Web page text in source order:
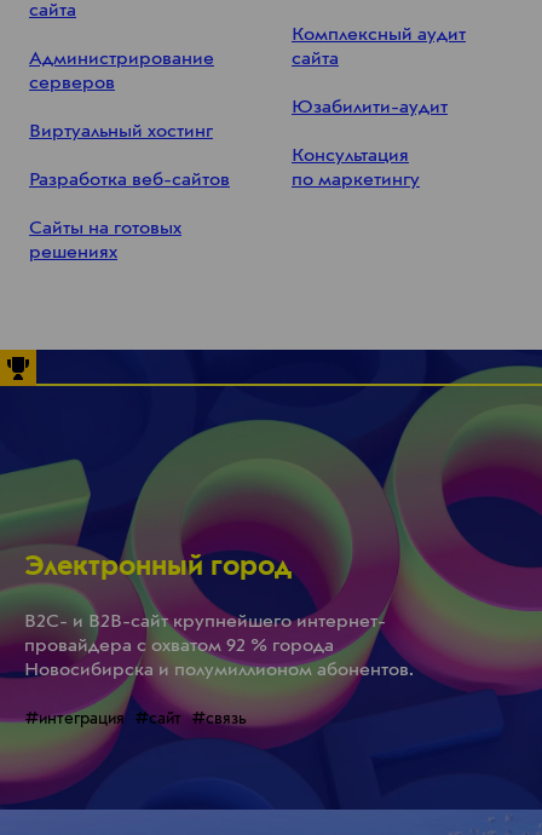
сайта
Администрирование
серверов
Виртуальный хостинг
Разработка веб-сайтов
Сайты на готовых
решениях
Комплексный аудит
сайта
Юзабилити-аудит
Консультация
по маркетингу
Электронный город
B2C- и B2B-сайт крупнейшего интернет-
провайдера с охватом 92 % города
Новосибирска и полумиллионом абонентов.
#интеграция #сайт #связь